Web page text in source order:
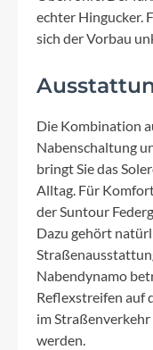
echter Hingucker.
sich der Vorbau
Die Kombination
Nabenschaltung
bringt Sie das
Alltag. Für
der Suntour
Dazu gehört
Nabendynamo
Reflexstreifen auf
im
werden.